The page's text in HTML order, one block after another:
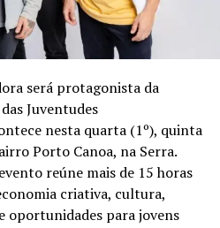
poderá optar
espaço reservado com
Neste formato, a reserva
antecipado de 20%,
R$ 500. O valor é
alimentos, bebidas, couvert
de serviço.
Rancho será o Wine Bar
será protagonista da
Juventudes
nesta quarta (1º), quinta
Porto Canoa, na Serra.
reúne mais de 15 horas
criativa, cultura,
oportunidades para jovens